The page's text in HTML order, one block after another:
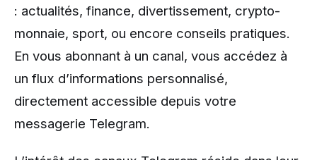
: actualités, finance, divertissement, crypto-
monnaie, sport, ou encore conseils pratiques.
En vous abonnant à un canal, vous accédez à
un flux d’informations personnalisé,
directement accessible depuis votre
messagerie Telegram.